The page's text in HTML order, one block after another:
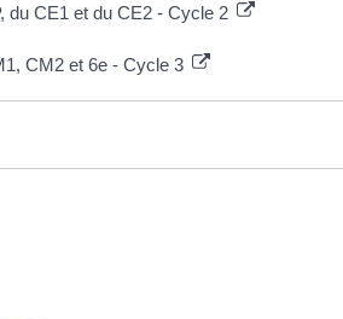
du CE1 et du CE2 - Cycle 2
CM2 et 6e - Cycle 3